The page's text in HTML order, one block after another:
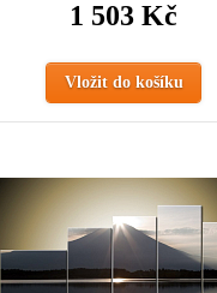
1 503 Kč
Vložit do košíku